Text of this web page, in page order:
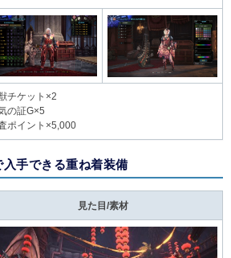
チケット×2
の証G×5
ポイント×5,000
手できる重ね着装備
見た目/素材